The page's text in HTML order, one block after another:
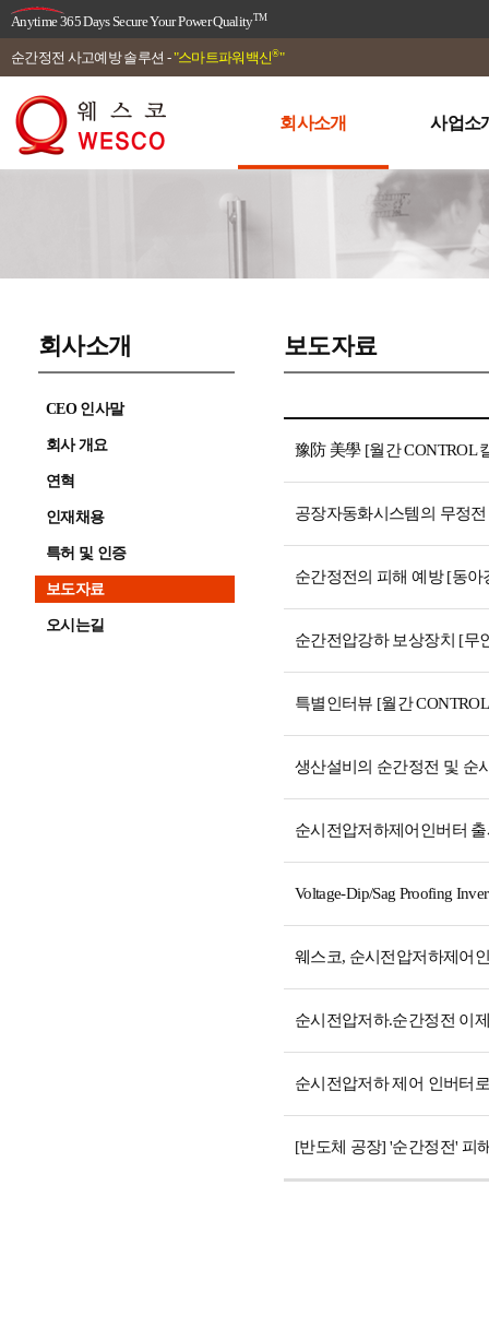
Anytime 365 Days Secure Your Power QualityTM
순간정전 사고예방 솔루션 - "스마트파워백신®"
회사소개 사업소
회사소개
CEO 인사말
회사 개요
연혁
인재채용
특허 및 인증
보도자료
오시는길
보도자료
豫防 美學 [월간 CONTROL
공장자동화시스템의 무정
순간정전의 피해 예방 [동아
순간전압강하 보상장치 [무
특별인터뷰 [월간
생산설비의 순간정전 및 순
순시전압저하제어인버터
Voltage-Dip/Sag Proofing
웨스코, 순시전압저하제어
순시전압저하.순간정전 이
순시전압저하 제어 인버터
[반도체 공장] '순간정전' 피